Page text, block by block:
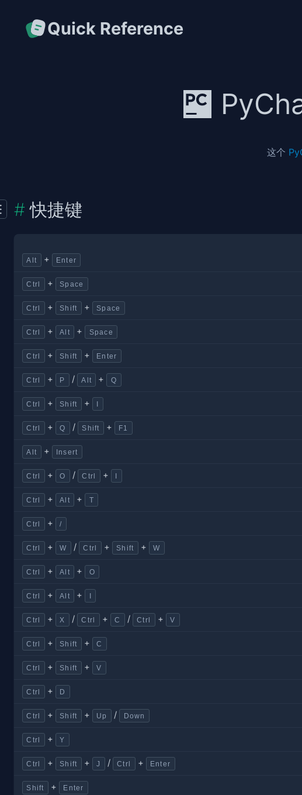
Quick Reference
这个
快捷键
Alt + Enter
Ctrl + Space
Ctrl + Shift + Space
Ctrl + Alt + Space
Ctrl + Shift + Enter
Ctrl + P / Alt + Q
Ctrl + Shift + I
Ctrl + Q / Shift + F1
Alt + Insert
Ctrl + O / Ctrl + I
Ctrl + Alt + T
Ctrl + /
Ctrl + W / Ctrl + Shift + W
Ctrl + Alt + O
Ctrl + Alt + I
Ctrl + X / Ctrl + C / Ctrl + V
Ctrl + Shift + C
Ctrl + Shift + V
Ctrl + D
Ctrl + Shift + Up / Down
Ctrl + Y
Ctrl + Shift + J / Ctrl + Enter
Shift + Enter